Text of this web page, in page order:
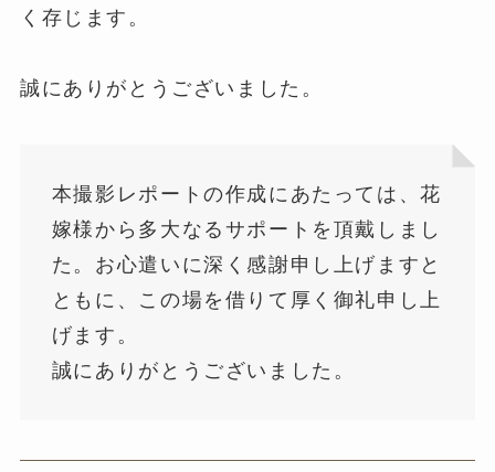
く存じます。
誠にありがとうございました。
本撮影レポートの作成にあたっては、花
嫁様から多大なるサポートを頂戴しまし
た。お心遣いに深く感謝申し上げますと
ともに、この場を借りて厚く御礼申し上
げます。
誠にありがとうございました。